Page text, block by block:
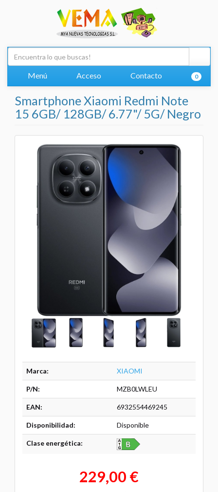
Menú Acceso Contacto 0
Smartphone Xiaomi Redmi Note
15 6GB/ 128GB/ 6.77"/ 5G/ Negro
Marca: XIAOMI
P/N: MZB0LWLEU
EAN: 6932554469245
Disponibilidad: Disponible
Clase energética:
229,00 €